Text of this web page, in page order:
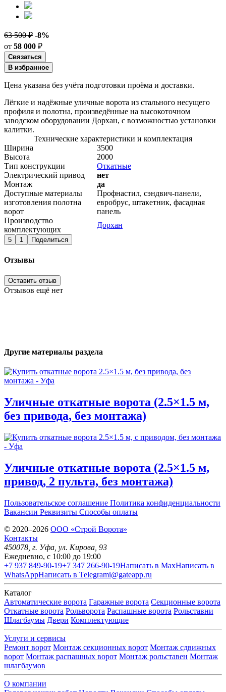
63 500 ₽ -8%
от 58 000 ₽
Связаться
В избранное
Цена указана без учёта подготовки проёма и доставки.
Лёгкие и надёжные уличные ворота из стального несущего
профиля и полотна, произведённые на высокоточном
заводском оборудовании Дорхан, с возможностью установки
калитки.
Технические характеристики и комплектация
Ширина
3500
Высота
2000
Тип конструкции
Откатные
Электрический привод
нет
Монтаж
да
Доступные материалы
изготовления полотна
ворот
Профнастил, сэндвич-панели,
евробрус, штакетник, фасадная
панель
Производство
комплектующих
Дорхан
5 1 Поделиться
Отзывы
Оставить отзыв
Отзывов ещё нет
Другие материалы раздела
Уличные откатные ворота (2.5×1.5 м,
без привода, без монтажа)
Уличные откатные ворота (2.5×1.5 м,
привод, 2 пульта, без монтажа)
Пользовательское соглашение Политика конфиденциальности
Вакансии Реквизиты Способы оплаты
© 2020–2026 OOO «Строй Ворота»
Контакты
450078 , г. Уфа ул. Кирова, 93
Ежедневно, с 10:00 до 19:00
+7 937 849-90-19+7 347 266-90-19Написать в MaxНаписать в
WhatsAppНаписать в Telegrami@gateapp.ru
Каталог
Автоматические ворота Гаражные ворота Секционные ворота
Откатные ворота Рольворота Распашные ворота Рольставни
Шлагбаумы Двери Комплектующие
Услуги и сервисы
Ремонт ворот Монтаж секционных ворот Монтаж сдвижных
ворот Монтаж распашных ворот Монтаж рольставен Монтаж
шлагбаумов
О компании